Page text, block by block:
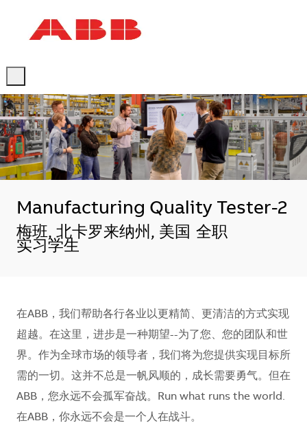
--
Manufacturing Quality Tester-2
地点
梅班, 北卡罗来纳州, 美国 全职
实习学生
在ABB，我们帮助各行各业以更精简、更清洁的方式实现
超越。在这里，进步是一种期望--为了您、您的团队和世
界。作为全球市场的领导者，我们将为您提供实现目标所
需的一切。这并不总是一帆风顺的，成长需要勇气。但在
ABB，您永远不会孤军奋战。Run what runs the world.
在ABB，你永远不会是一个人在战斗。